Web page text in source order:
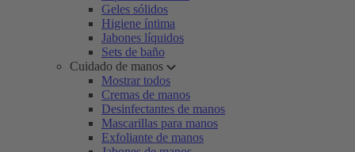
Geles sólidos
Higiene íntima
Jabones líquidos
Sets de baño
Cuidado de manos
Mostrar todos
Cremas de manos
Desinfectantes de manos
Mascarillas para manos
Exfoliante de manos